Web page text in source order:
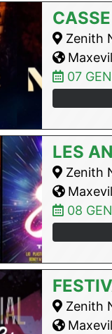
Zenith
07
LES
Zenith
08
Zenith